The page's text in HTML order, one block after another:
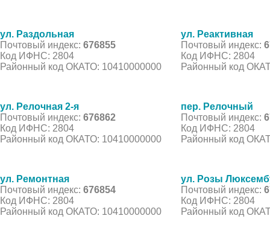
ул. Раздольная
Почтовый индекс: 676855
Код ИФНС: 2804
Районный код ОКАТО: 10410000000
ул. Реактивная
Почтовый индекс:
Код ИФНС: 2804
Районный код
ул. Релочная 2-я
Почтовый индекс: 676862
Код ИФНС: 2804
Районный код ОКАТО: 10410000000
пер. Релочный
Почтовый индекс:
Код ИФНС: 2804
Районный код
ул. Ремонтная
Почтовый индекс: 676854
Код ИФНС: 2804
Районный код ОКАТО: 10410000000
ул. Розы
Почтовый индекс:
Код ИФНС: 2804
Районный код